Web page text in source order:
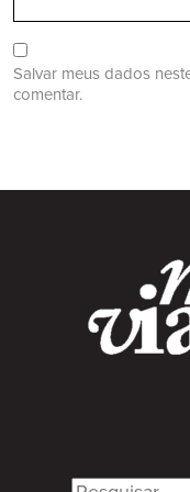
Salvar meus dados
comentar.